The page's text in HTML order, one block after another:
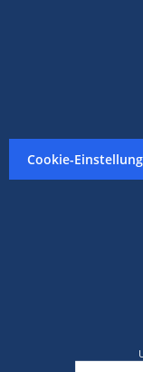
Cookie-